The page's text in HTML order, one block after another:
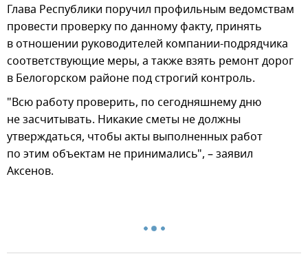
Глава Республики поручил профильным ведомствам
провести проверку по данному факту, принять
в отношении руководителей компании-подрядчика
соответствующие меры, а также взять ремонт дорог
в Белогорском районе под строгий контроль.
"Всю работу проверить, по сегодняшнему дню
не засчитывать. Никакие сметы не должны
утверждаться, чтобы акты выполненных работ
по этим объектам не принимались", – заявил
Аксенов.